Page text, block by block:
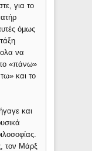
για το
όμως
να
το «πάνω»
και το
και
τον Μάρξ